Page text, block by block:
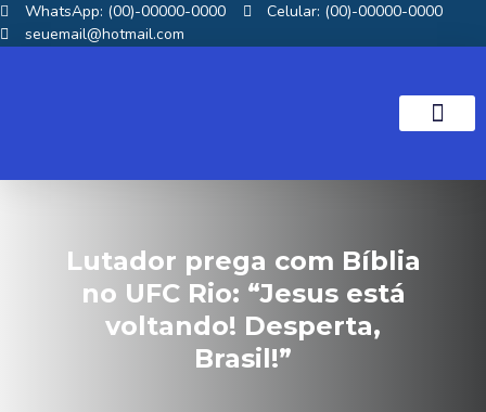
WhatsApp: (00)-00000-0000
Celular: (00)-00000-0000
seuemail@hotmail.com
Lutador prega com Bíblia
no UFC Rio: “Jesus está
voltando! Desperta,
Brasil!”